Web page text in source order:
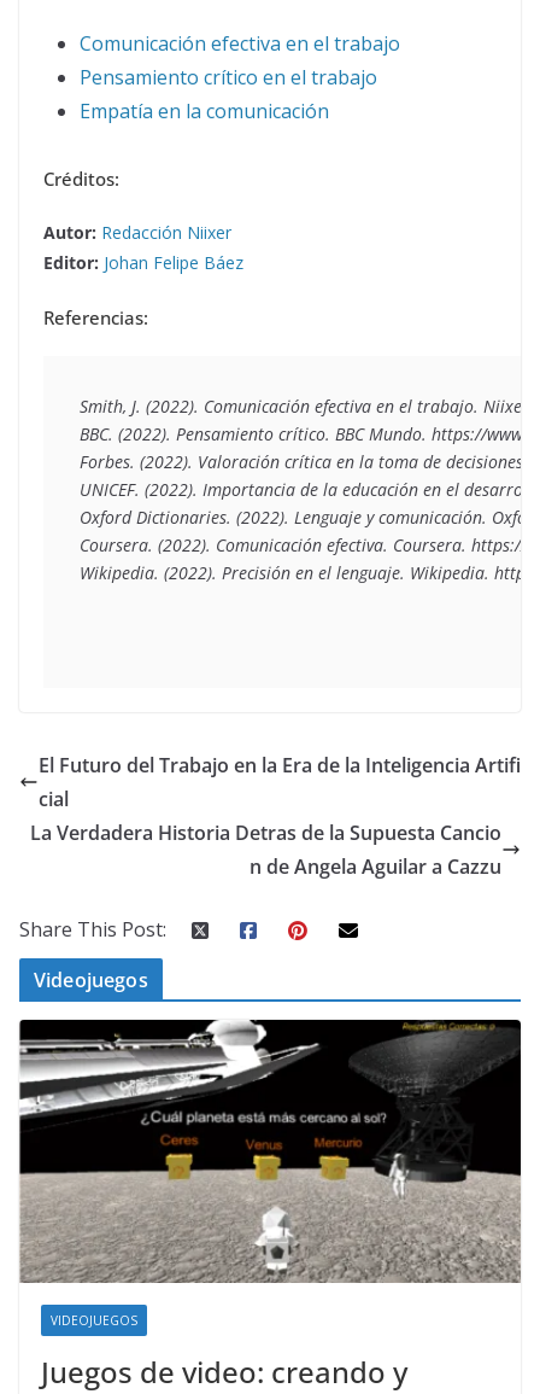
Comunicación efectiva en el trabajo
Pensamiento crítico en el trabajo
Empatía en la comunicación
Créditos:
Autor: Redacción Niixer
Editor: Johan Felipe Báez
Referencias:
Smith, J. (2022). Comunicación efectiva en el trabajo.
BBC. (2022). Pensamiento crítico. BBC Mundo. https://
Forbes. (2022). Valoración crítica en la toma de decisiones.
UNICEF. (2022). Importancia de la educación en el
Oxford Dictionaries. (2022). Lenguaje y comunicación.
Coursera. (2022). Comunicación efectiva. Coursera. https://
El Futuro del Trabajo en la Era de la Inteligencia Artifi
cial
La Verdadera Historia Detras de la Supuesta Cancio
n de Angela Aguilar a Cazzu
Share This Post:
Videojuegos
VIDEOJUEGOS
Juegos de video: creando y